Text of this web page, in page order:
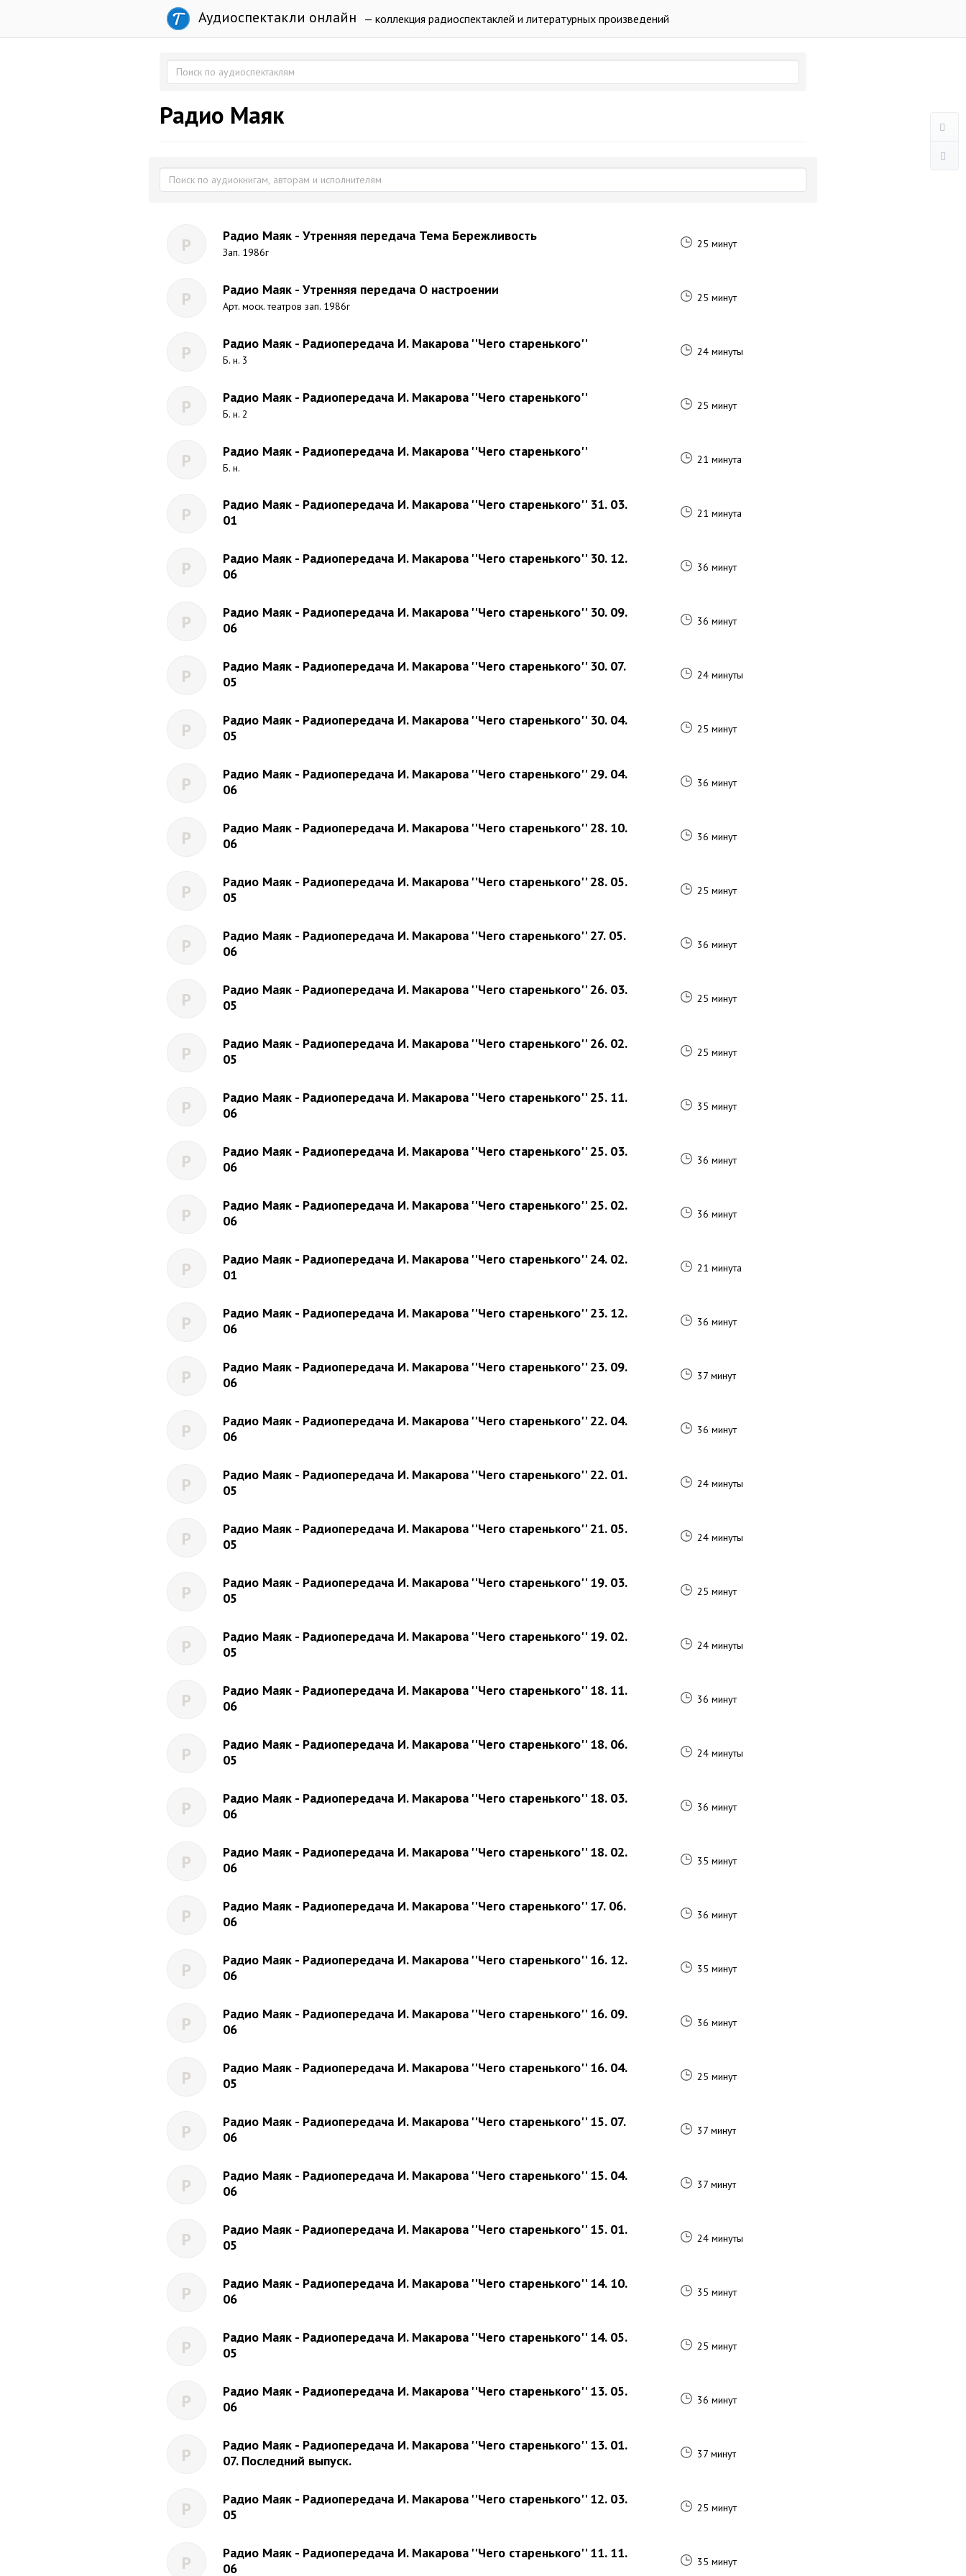
Аудиоспектакли онлайн — коллекция радиоспектаклей и литературных произведений
Радио Маяк
Р Радио Маяк - Утренняя передача Тема Бережливость
Зап. 1986г
25 минут
Р Радио Маяк - Утренняя передача О настроении
Арт. моск. театров зап. 1986г
25 минут
Р Радио Маяк - Радиопередача И. Макарова ''Чего старенького''
Б. н. 3
24 минуты
Р Радио Маяк - Радиопередача И. Макарова ''Чего старенького''
Б. н. 2
25 минут
Р Радио Маяк - Радиопередача И. Макарова ''Чего старенького''
Б. н.
21 минута
Р
Радио Маяк - Радиопередача И. Макарова ''Чего старенького'' 31. 03.
01
21 минута
Р
Радио Маяк - Радиопередача И. Макарова ''Чего старенького'' 30. 12.
06
36 минут
Р
Радио Маяк - Радиопередача И. Макарова ''Чего старенького'' 30. 09.
06
36 минут
Р
Радио Маяк - Радиопередача И. Макарова ''Чего старенького'' 30. 07.
05
24 минуты
Р
Радио Маяк - Радиопередача И. Макарова ''Чего старенького'' 30. 04.
05
25 минут
Р
Радио Маяк - Радиопередача И. Макарова ''Чего старенького'' 29. 04.
06
36 минут
Р
Радио Маяк - Радиопередача И. Макарова ''Чего старенького'' 28. 10.
06
36 минут
Р
Радио Маяк - Радиопередача И. Макарова ''Чего старенького'' 28. 05.
05
25 минут
Р
Радио Маяк - Радиопередача И. Макарова ''Чего старенького'' 27. 05.
06
36 минут
Р
Радио Маяк - Радиопередача И. Макарова ''Чего старенького'' 26. 03.
05
25 минут
Р
Радио Маяк - Радиопередача И. Макарова ''Чего старенького'' 26. 02.
05
25 минут
Р
Радио Маяк - Радиопередача И. Макарова ''Чего старенького'' 25. 11.
06
35 минут
Р
Радио Маяк - Радиопередача И. Макарова ''Чего старенького'' 25. 03.
06
36 минут
Р
Радио Маяк - Радиопередача И. Макарова ''Чего старенького'' 25. 02.
06
36 минут
Р
Радио Маяк - Радиопередача И. Макарова ''Чего старенького'' 24. 02.
01
21 минута
Р
Радио Маяк - Радиопередача И. Макарова ''Чего старенького'' 23. 12.
06
36 минут
Р
Радио Маяк - Радиопередача И. Макарова ''Чего старенького'' 23. 09.
06
37 минут
Р
Радио Маяк - Радиопередача И. Макарова ''Чего старенького'' 22. 04.
06
36 минут
Р
Радио Маяк - Радиопередача И. Макарова ''Чего старенького'' 22. 01.
05
24 минуты
Р
Радио Маяк - Радиопередача И. Макарова ''Чего старенького'' 21. 05.
05
24 минуты
Р
Радио Маяк - Радиопередача И. Макарова ''Чего старенького'' 19. 03.
05
25 минут
Р
Радио Маяк - Радиопередача И. Макарова ''Чего старенького'' 19. 02.
05
24 минуты
Р
Радио Маяк - Радиопередача И. Макарова ''Чего старенького'' 18. 11.
06
36 минут
Р
Радио Маяк - Радиопередача И. Макарова ''Чего старенького'' 18. 06.
05
24 минуты
Р
Радио Маяк - Радиопередача И. Макарова ''Чего старенького'' 18. 03.
06
36 минут
Р
Радио Маяк - Радиопередача И. Макарова ''Чего старенького'' 18. 02.
06
35 минут
Р
Радио Маяк - Радиопередача И. Макарова ''Чего старенького'' 17. 06.
06
36 минут
Р
Радио Маяк - Радиопередача И. Макарова ''Чего старенького'' 16. 12.
06
35 минут
Р
Радио Маяк - Радиопередача И. Макарова ''Чего старенького'' 16. 09.
06
36 минут
Р
Радио Маяк - Радиопередача И. Макарова ''Чего старенького'' 16. 04.
05
25 минут
Р
Радио Маяк - Радиопередача И. Макарова ''Чего старенького'' 15. 07.
06
37 минут
Р
Радио Маяк - Радиопередача И. Макарова ''Чего старенького'' 15. 04.
06
37 минут
Р
Радио Маяк - Радиопередача И. Макарова ''Чего старенького'' 15. 01.
05
24 минуты
Р
Радио Маяк - Радиопередача И. Макарова ''Чего старенького'' 14. 10.
06
35 минут
Р
Радио Маяк - Радиопередача И. Макарова ''Чего старенького'' 14. 05.
05
25 минут
Р
Радио Маяк - Радиопередача И. Макарова ''Чего старенького'' 13. 05.
06
36 минут
Р
Радио Маяк - Радиопередача И. Макарова ''Чего старенького'' 13. 01.
07. Последний выпуск.
37 минут
Р
Радио Маяк - Радиопередача И. Макарова ''Чего старенького'' 12. 03.
05
25 минут
Р
Радио Маяк - Радиопередача И. Макарова ''Чего старенького'' 11. 11.
06
35 минут